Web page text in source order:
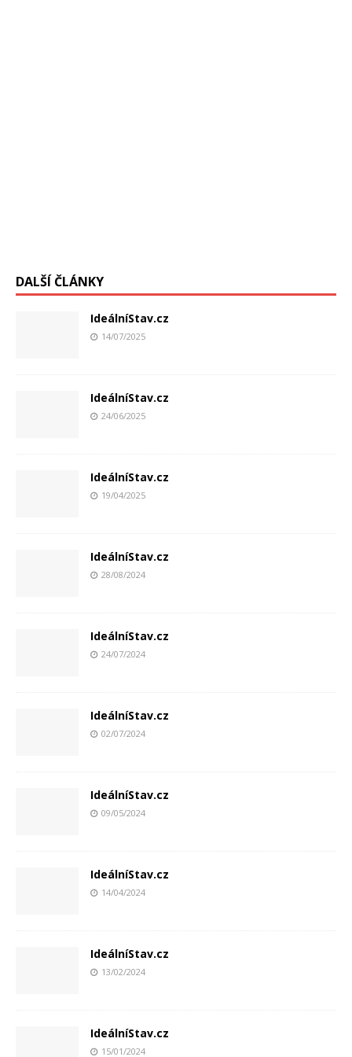
DALŠÍ ČLÁNKY
IdeálníStav.cz
14/07/2025
IdeálníStav.cz
24/06/2025
IdeálníStav.cz
19/04/2025
IdeálníStav.cz
28/08/2024
IdeálníStav.cz
24/07/2024
IdeálníStav.cz
02/07/2024
IdeálníStav.cz
09/05/2024
IdeálníStav.cz
14/04/2024
IdeálníStav.cz
13/02/2024
IdeálníStav.cz
15/01/2024